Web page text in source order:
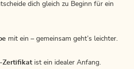
dich gleich zu Beginn für ein
mit ein – gemeinsam geht’s leichter.
Zertifikatist ein idealer Anfang.